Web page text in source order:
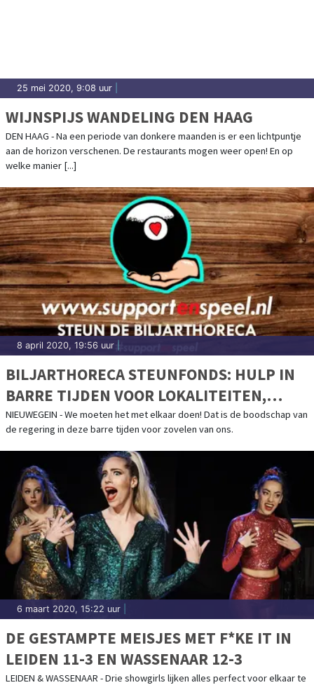
25 mei 2020, 9:08 uur
WIJNSPIJS WANDELING DEN HAAG
DEN HAAG - Na een periode van donkere maanden is er een lichtpuntje
aan de horizon verschenen. De restaurants mogen weer open! En op
welke manier [...]
8 april 2020, 19:56 uur
BILJARTHORECA STEUNFONDS: HULP IN
BARRE TIJDEN VOOR LOKALITEITEN,
ZALEN, CAFÉS
NIEUWEGEIN - We moeten het met elkaar doen! Dat is de boodschap van
de regering in deze barre tijden voor zovelen van ons.
6 maart 2020, 15:22 uur
DE GESTAMPTE MEISJES MET F*KE IT IN
LEIDEN 11-3 EN WASSENAAR 12-3
LEIDEN & WASSENAAR - Drie showgirls lijken alles perfect voor elkaar te